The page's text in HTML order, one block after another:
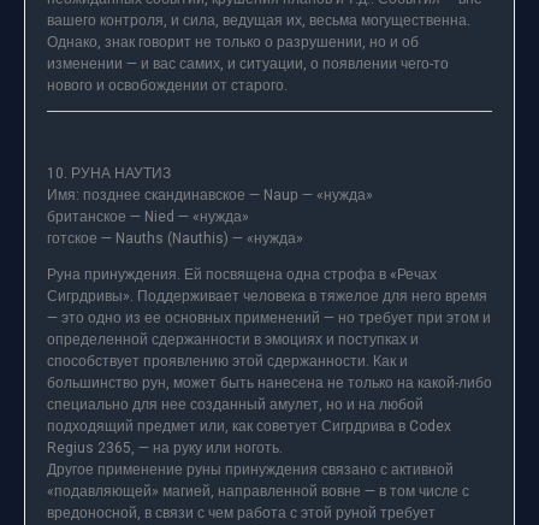
вашего контроля, и сила, ведущая их, весьма могущественна.
Однако, знак говорит не только о разрушении, но и об
изменении — и вас самих, и ситуации, о появлении чего-то
нового и освобождении от старого.
10. РУНА НАУТИЗ
Имя: позднее скандинавское — Nauр — «нужда»
британское — Nied — «нужда»
готское — Nauths (Nauthis) — «нужда»
Руна принуждения. Ей посвящена одна строфа в «Речах
Сигрдривы». Поддерживает человека в тяжелое для него время
— это одно из ее основных применений — но требует при этом и
определенной сдержанности в эмоциях и поступках и
способствует проявлению этой сдержанности. Как и
большинство рун, может быть нанесена не только на какой-либо
специально для нее созданный амулет, но и на любой
подходящий предмет или, как советует Сигрдрива в Codex
Regius 2365, — на руку или ноготь.
Другое применение руны принуждения связано с активной
«подавляющей» магией, направленной вовне — в том числе с
вредоносной, в связи с чем работа с этой руной требует